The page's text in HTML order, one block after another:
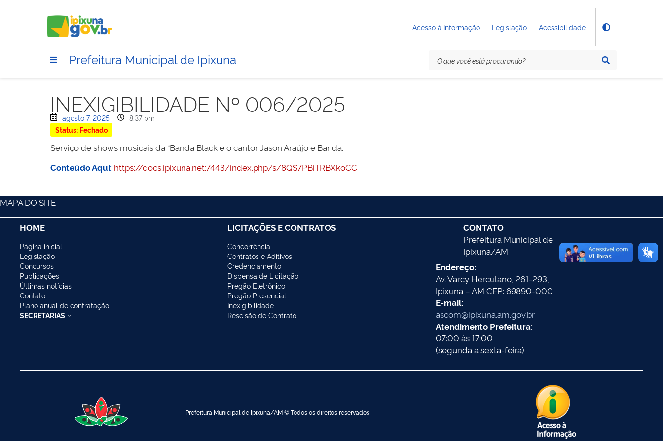
Acesso à Informação Legislação Acessibilidade
Prefeitura Municipal de Ipixuna
INEXIGIBILIDADE Nº 006/2025
agosto 7, 2025
8:37 pm
Status: Fechado
Serviço de shows musicais da “Banda Black e o cantor Jason Araújo e Banda.
Conteúdo Aqui: https://docs.ipixuna.net:7443/index.php/s/8QS7PBiTRBXkoCC
MAPA DO SITE
HOME
Página inicial
Legislação
Concursos
Publicações
Últimas notícias
Contato
Plano anual de contratação
SECRETARIAS
LICITAÇÕES E CONTRATOS
Concorrência
Contratos e Aditivos
Credenciamento
Dispensa de Licitação
Pregão Eletrônico
Pregão Presencial
Inexigibilidade
Rescisão de Contrato
CONTATO
Prefeitura Municipal de
Ipixuna/AM
Endereço:
Av. Varcy Herculano, 261-293,
Ipixuna – AM CEP: 69890-000
E-mail:
ascom@ipixuna.am.gov.br
Atendimento Prefeitura:
07:00 às 17:00
(segunda a sexta-feira)
Prefeitura Municipal de Ipixuna/AM © Todos os direitos reservados